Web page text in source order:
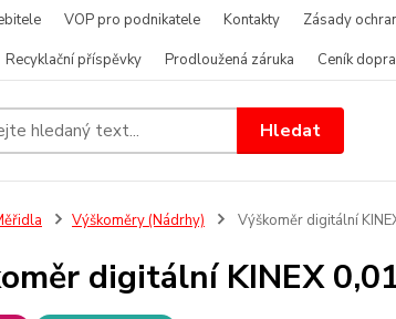
VOP pro podnikatele Kontakty
Zásady
Recyklační příspěvky Prodloužená záruka Ceník
Hledat
Výškoměry (Nádrhy) Výškoměr digitální
digitální KINEX